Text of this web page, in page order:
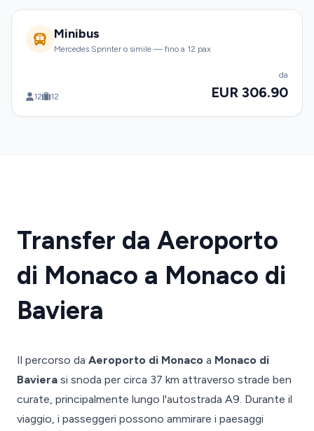
Minibus
Mercedes Sprinter o simile — fino a 12 pax
12 12
da
EUR 306.90
Transfer da Aeroporto
di Monaco a Monaco di
Baviera
Il percorso da Aeroporto di Monaco a Monaco di
Baviera si snoda per circa 37 km attraverso strade ben
curate, principalmente lungo l'autostrada A9. Durante il
viaggio, i passeggeri possono ammirare i paesaggi